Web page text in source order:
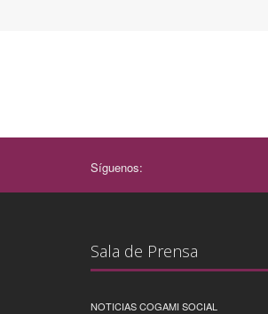
Síguenos:
Sala de Prensa
NOTICIAS COGAMI SOCIAL